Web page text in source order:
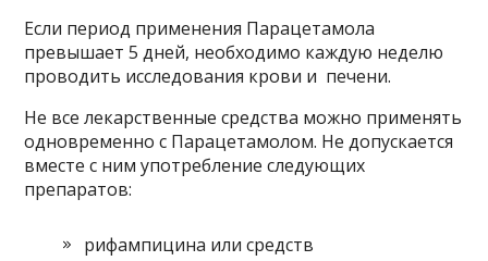
Если период применения Парацетамола
превышает 5 дней, необходимо каждую неделю
проводить исследования крови и печени.
Не все лекарственные средства можно применять
одновременно с Парацетамолом. Не допускается
вместе с ним употребление следующих
препаратов:
рифампицина или средств